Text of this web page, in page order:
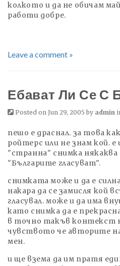
колкото и да не обичам
работи добре.
Leave a comment »
Ебават Ли Се С
Posted on Jun 29, 2005 by admin
пешо е драснал. за това
ройтерс или не знам кой.
"странна" снимка някаква
"Българите гласуват".
снимката може и да е
накара да се замисля кой
гласувал. може и да има
като снимка да е
в точно такъв контекст
чувството че авторите
мен.
и ще взема да им пратя